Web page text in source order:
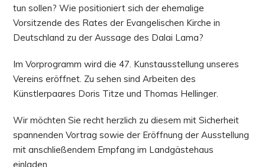
tun sollen? Wie positioniert sich der ehemalige
Vorsitzende des Rates der Evangelischen Kirche in
Deutschland zu der Aussage des Dalai Lama?
Im Vorprogramm wird die 47. Kunstausstellung unseres
Vereins eröffnet. Zu sehen sind Arbeiten des
Künstlerpaares Doris Titze und Thomas Hellinger.
Wir möchten Sie recht herzlich zu diesem mit Sicherheit
spannenden Vortrag sowie der Eröffnung der Ausstellung
mit anschließendem Empfang im Landgästehaus
einladen.